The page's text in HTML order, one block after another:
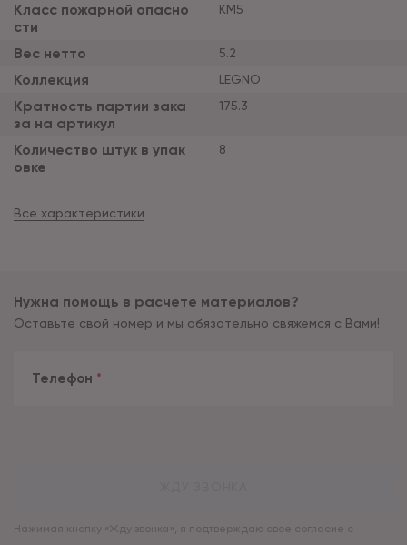
Класс пожарной опасно
сти
КМ5
Вес нетто 5.2
Коллекция LEGNO
Кратность партии зака
за на артикул
175.3
Количество штук в упак
овке
8
Все характеристики
Нужна помощь в расчете материалов?
Оставьте свой номер и мы обязательно свяжемся с Вами!
Телефон *
Нажимая кнопку «Жду звонка», я подтверждаю свое согласие с